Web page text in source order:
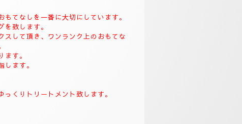
てなしを一番に大切にしています。
致します。
スして頂き、ワンランク上のおもてな
す。
ます。
くりトリートメント致します。